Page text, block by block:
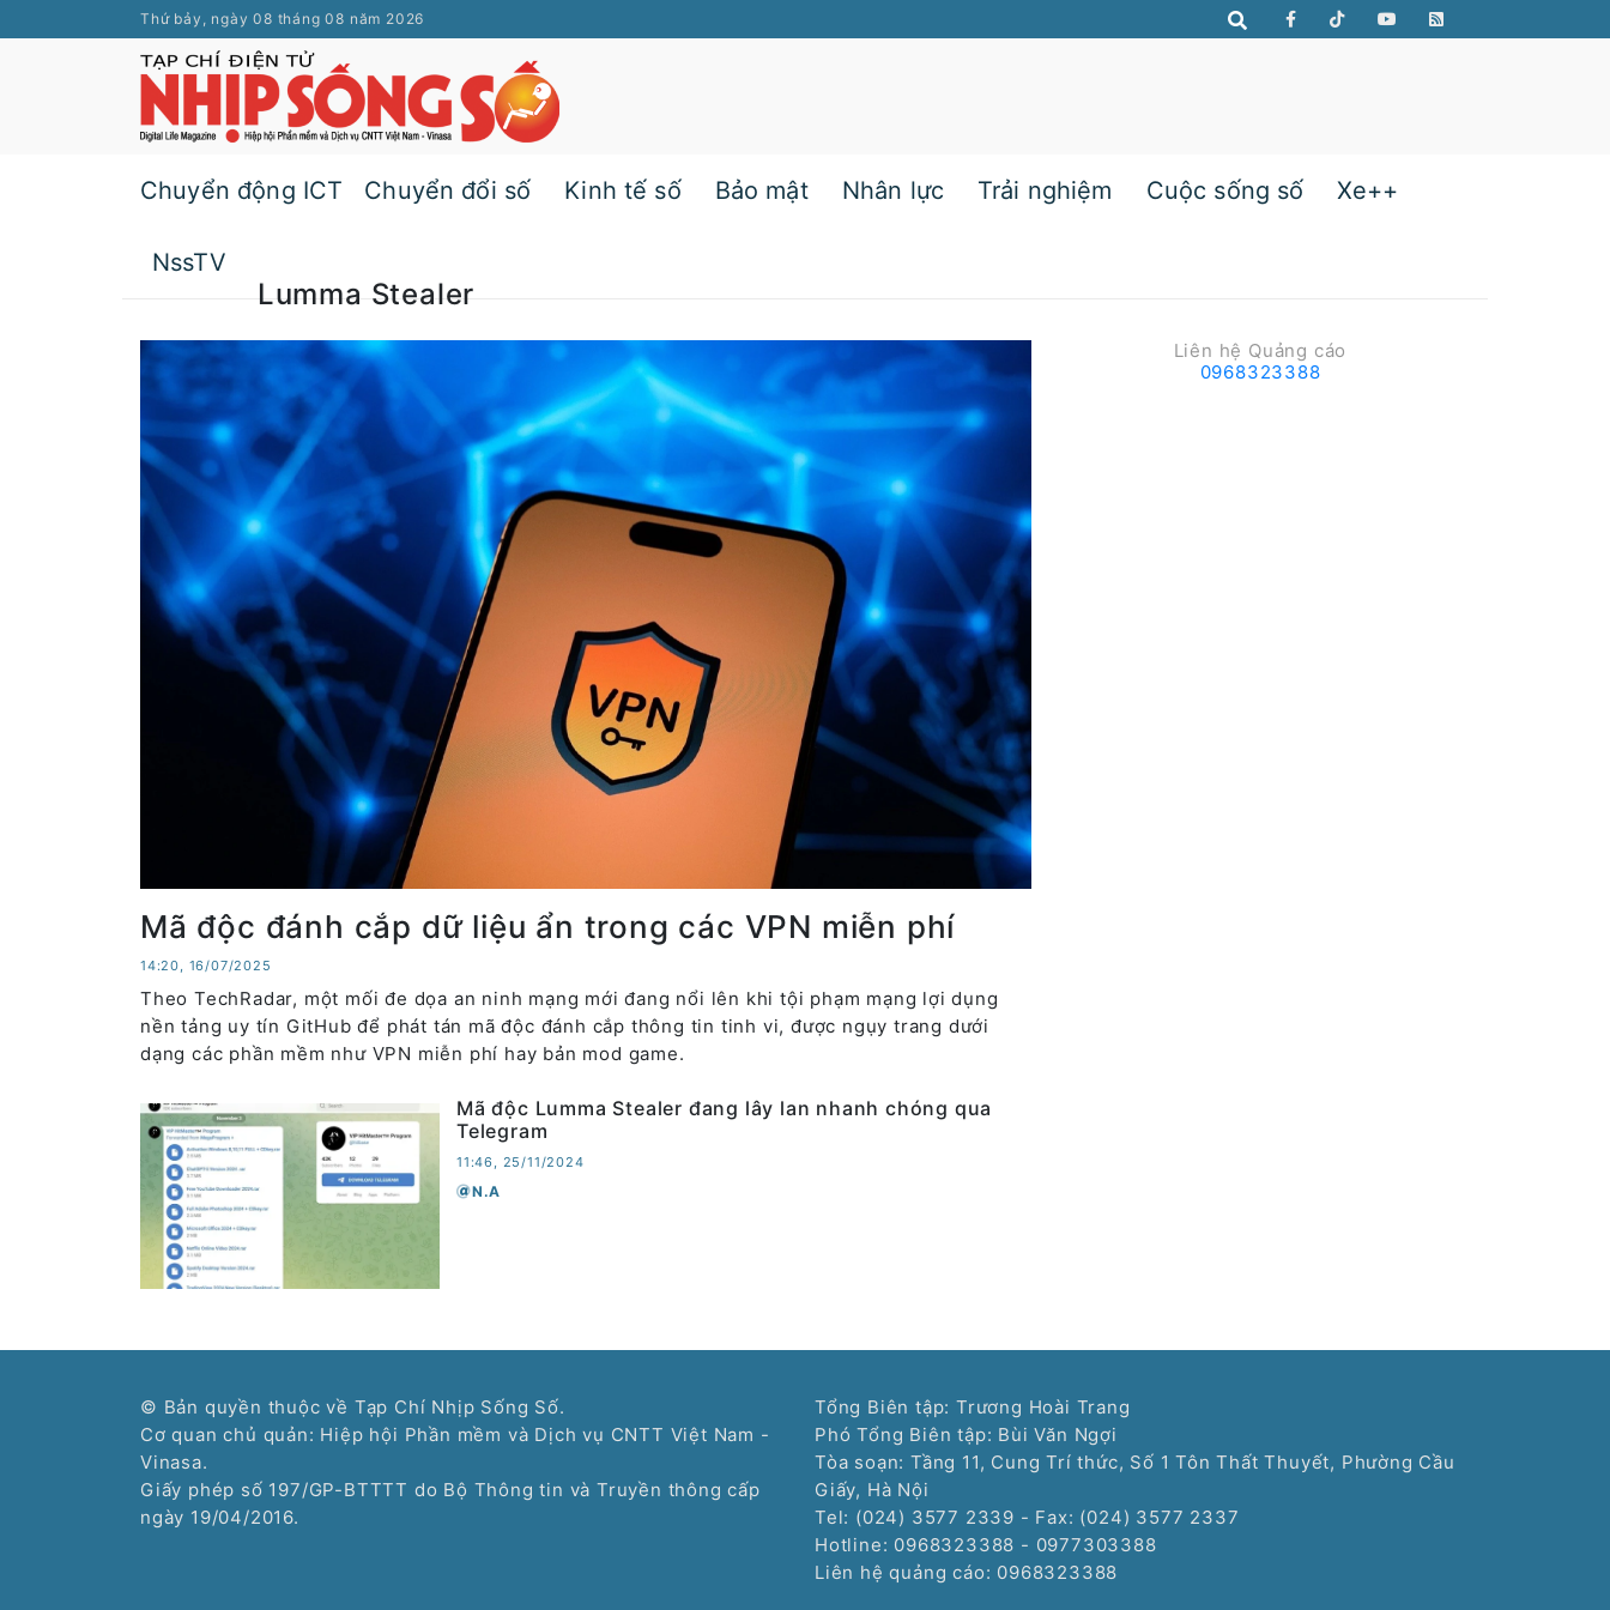
Thứ bảy, ngày 08 tháng 08 năm 2026
Chuyển động ICT Chuyển đổi số Kinh tế số Bảo mật Nhân lực Trải nghiệm Cuộc sống số Xe++
NssTV
Lumma Stealer
Mã độc đánh cắp dữ liệu ẩn trong các VPN miễn phí
14:20, 16/07/2025
Theo TechRadar, một mối đe dọa an ninh mạng mới đang nổi lên khi tội phạm mạng lợi dụng
nền tảng uy tín GitHub để phát tán mã độc đánh cắp thông tin tinh vi, được ngụy trang dưới
dạng các phần mềm như VPN miễn phí hay bản mod game.
Mã độc Lumma Stealer đang lây lan nhanh chóng qua
Telegram
11:46, 25/11/2024
N.A
Liên hệ Quảng cáo
0968323388
© Bản quyền thuộc về Tạp Chí Nhịp Sống Số.
Cơ quan chủ quản: Hiệp hội Phần mềm và Dịch vụ CNTT Việt Nam -
Vinasa.
Giấy phép số 197/GP-BTTTT do Bộ Thông tin và Truyền thông cấp
ngày 19/04/2016.
Tổng Biên tập: Trương Hoài Trang
Phó Tổng Biên tập: Bùi Văn Ngợi
Tòa soạn: Tầng 11, Cung Trí thức, Số 1 Tôn Thất Thuyết, Phường Cầu
Giấy, Hà Nội
Tel: (024) 3577 2339 - Fax: (024) 3577 2337
Hotline: 0968323388 - 0977303388
Liên hệ quảng cáo: 0968323388